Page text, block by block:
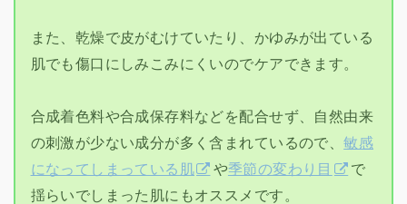
また、乾燥で皮がむけていたり、かゆみが出ている
肌でも傷口にしみこみにくいのでケアできます。
合成着色料や合成保存料などを配合せず、自然由来
の刺激が少ない成分が多く含まれているので、敏感
になってしまっている肌
や季節の変わり目
で
揺らいでしまった肌にもオススメです。